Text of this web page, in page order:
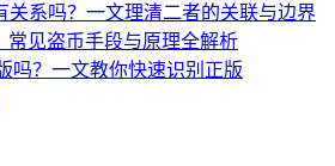
关系吗？一文理清二者的关联与边界
常见盗币手段与原理全解析
吗？一文教你快速识别正版